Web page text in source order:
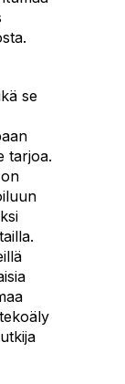
se
tarjoa.